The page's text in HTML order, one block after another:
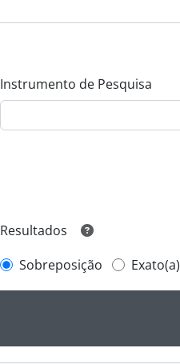
Instrumento de Pesquisa
Resultados
Sobreposição
Exato(a)